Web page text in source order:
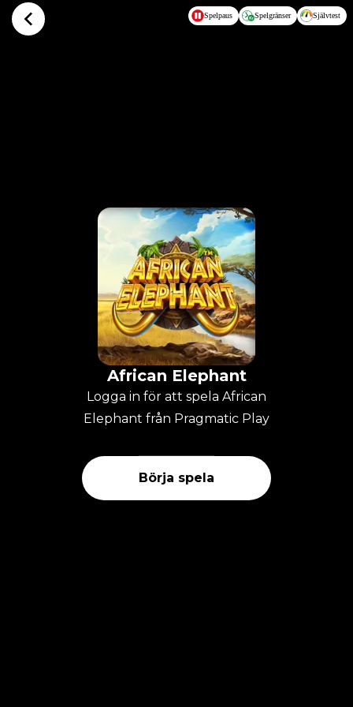
Hoppa till huvudinnehållet Spelpaus Spelgränser Självtest
African Elephant
Logga in för att spela African
Elephant från Pragmatic Play
Börja spela